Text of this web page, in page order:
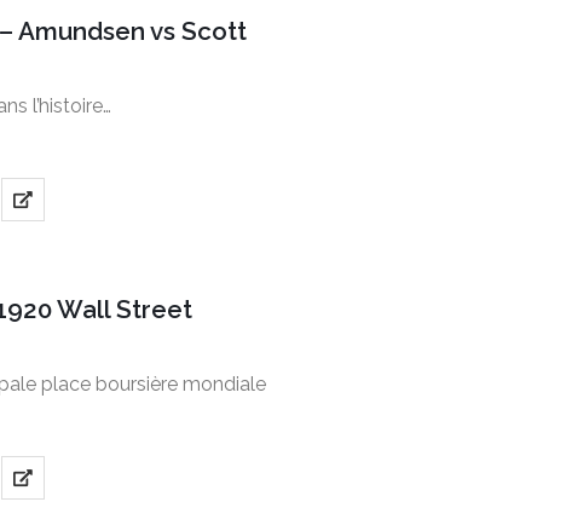
Amundsen vs Scott
l’histoire…
Wall Street
place boursière mondiale